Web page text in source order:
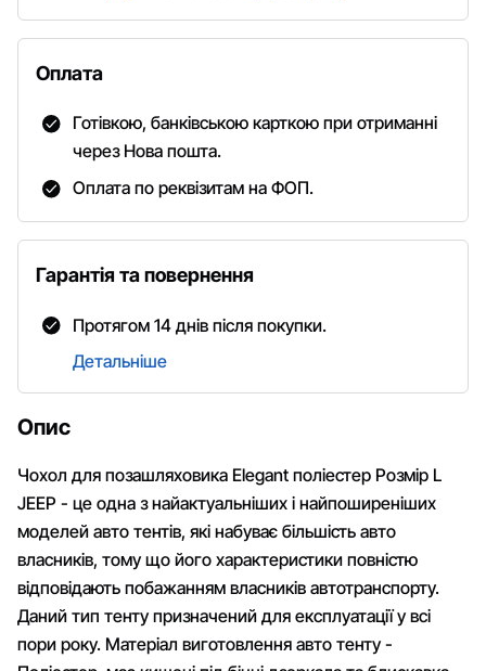
Опис
Чохол для позашляховика Elegant поліестер Розмір L
JEEP - це одна з найактуальніших і найпоширеніших
моделей авто тентів, які набуває більшість авто
власників, тому що його характеристики повністю
відповідають побажанням власників автотранспорту.
Даний тип тенту призначений для експлуатації у всі
пори року. Матеріал виготовлення авто тенту -
Оплата
Готівкою, банківською карткою при отриманні
через Нова пошта.
Оплата по реквізитам на ФОП.
Гарантія та повернення
Протягом 14 днів після покупки.
Детальніше